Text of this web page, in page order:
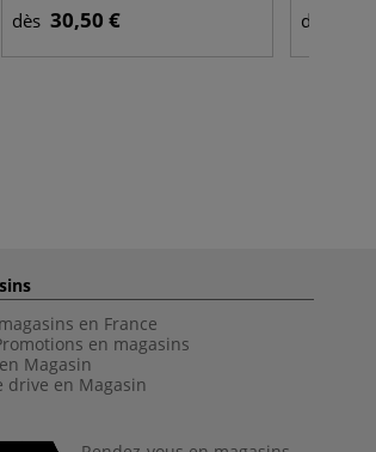
dès 30,50 € dès
en France
en magasins
Magasin
drive en Magasin